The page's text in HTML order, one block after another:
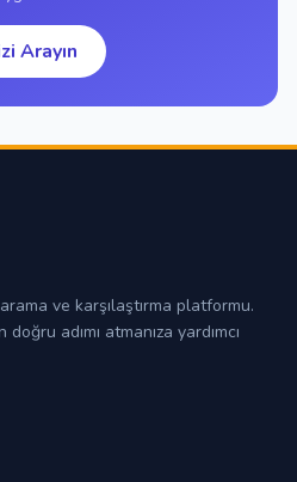
Arayın
ve karşılaştırma platformu.
adımı atmanıza yardımcı